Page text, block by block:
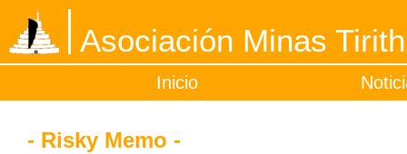
Asociación Minas Tirith
Inicio
- Risky Memo -